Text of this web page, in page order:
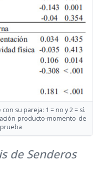
con su pareja: 1 = no y 2 = sí.
producto-momento de
de Senderos